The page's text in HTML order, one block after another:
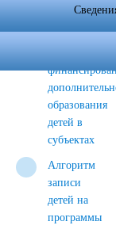
внедрению
системы
образования
детей в
субъектах
Алгоритм
записи
детей на
программы